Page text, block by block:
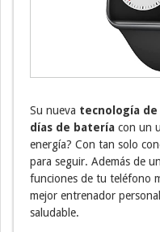
Su nueva tecnología de
días de batería con un
energía? Con tan solo
para seguir. Además de
funciones de tu teléfono
mejor entrenador
saludable.